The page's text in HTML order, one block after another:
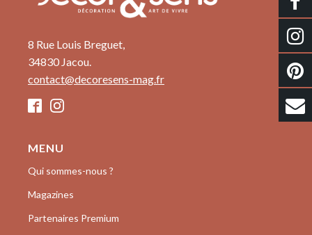
8 Rue Louis Breguet,
34830 Jacou.
contact@decoresens-mag.fr
MENU
Qui sommes-nous ?
Magazines
Partenaires Premium